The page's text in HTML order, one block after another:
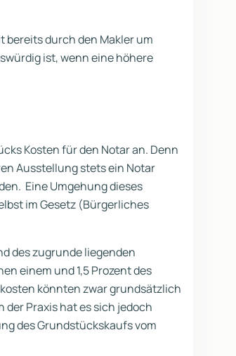
bereits durch den Makler um
ist, wenn eine höhere
Kosten für den Notar an. Denn
Ausstellung stets ein Notar
Eine Umgehung dieses
im Gesetz (Bürgerliches
des zugrunde liegenden
einem und 1,5 Prozent des
könnten zwar grundsätzlich
Praxis hat es sich jedoch
des Grundstückskaufs vom